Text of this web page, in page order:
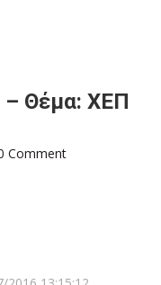
Θέμα: ΧΕΠ
Comment